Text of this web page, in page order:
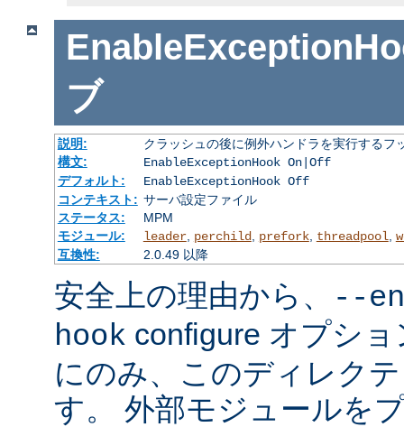
ブ
説明:
クラッシュの後に例外ハンドラを実行するフ
構文:
EnableExceptionHook On|Off
デフォルト:
EnableExceptionHook Off
コンテキスト: サーバ設定ファイル
ステータス:
MPM
モジュール:
leader, perchild, prefork, threadpool
互換性:
2.0.49 以降
安全上の理由から、
--
hook configure オプシ
にのみ、このディレク
す。 外部モジュールを